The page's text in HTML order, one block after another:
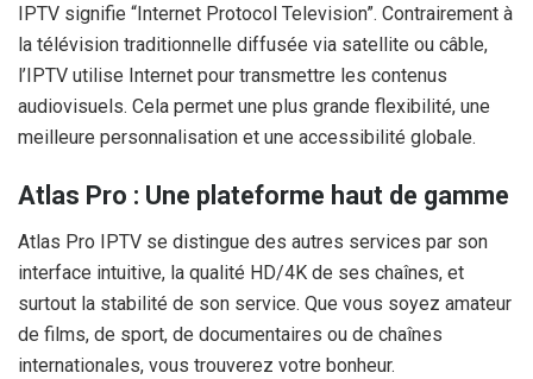
IPTV signifie “Internet Protocol Television”. Contrairement à
la télévision traditionnelle diffusée via satellite ou câble,
l’IPTV utilise Internet pour transmettre les contenus
audiovisuels. Cela permet une plus grande flexibilité, une
meilleure personnalisation et une accessibilité globale.
Atlas Pro : Une plateforme haut de gamme
Atlas Pro IPTV se distingue des autres services par son
interface intuitive, la qualité HD/4K de ses chaînes, et
surtout la stabilité de son service. Que vous soyez amateur
de films, de sport, de documentaires ou de chaînes
internationales, vous trouverez votre bonheur.